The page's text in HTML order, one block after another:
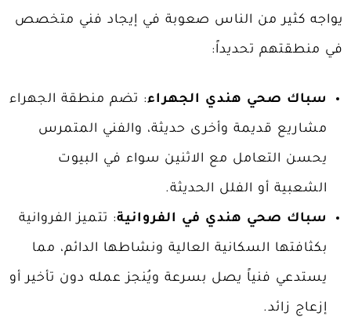
يواجه كثير من الناس صعوبة في إيجاد فني متخصص
في منطقتهم تحديداً:
سباك صحي هندي الجهراء: تضم منطقة الجهراء
مشاريع قديمة وأخرى حديثة، والفني المتمرس
يحسن التعامل مع الاثنين سواء في البيوت
الشعبية أو الفلل الحديثة.
سباك صحي هندي في الفروانية: تتميز الفروانية
بكثافتها السكانية العالية ونشاطها الدائم، مما
يستدعي فنياً يصل بسرعة ويُنجز عمله دون تأخير أو
إزعاج زائد.